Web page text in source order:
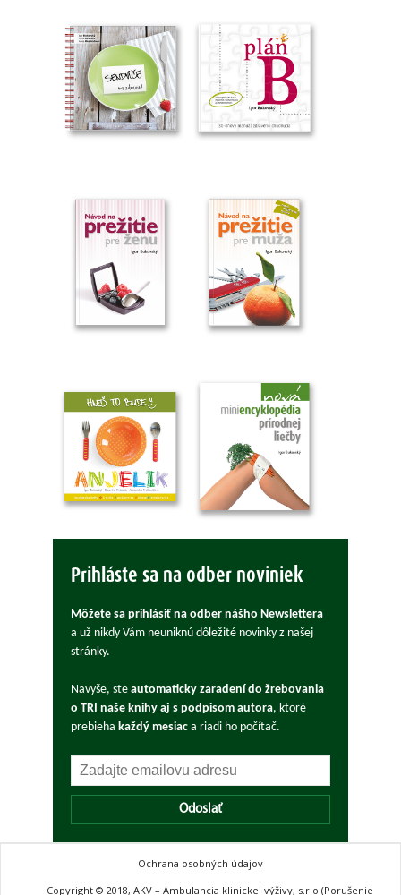
Prihláste sa na odber noviniek
Môžete sa prihlásiť na odber nášho Newslettera
a už nikdy Vám neuniknú dôležité novinky z našej
stránky.
Navyše, ste automaticky zaradení do žrebovania
o TRI naše knihy aj s podpisom autora, ktoré
prebieha každý mesiac a riadi ho počítač.
Odoslať
Ochrana osobných údajov
Copyright © 2018, AKV – Ambulancia klinickej výživy, s.r.o (Porušenie